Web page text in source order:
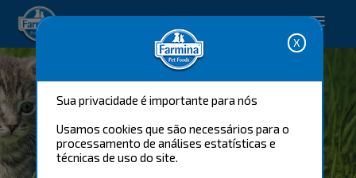
Sua privacidade é importante para nós
Usamos cookies que são necessários para o
processamento de análises estatísticas e
técnicas de uso do site.
Happy pet. Happy you.